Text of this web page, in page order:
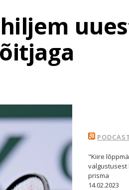
hiljem
"Kiire
valgustusest
prisma
14.02.2023